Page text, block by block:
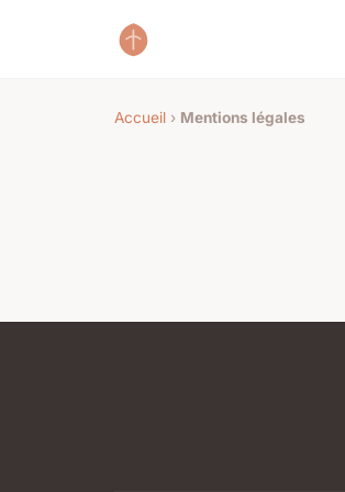
Accueil › Mentions légales